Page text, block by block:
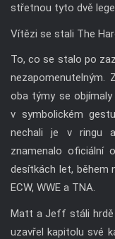
střetnou tyto dvě
Vítězi se stali The
To, co se stalo po
oba týmy se objímaly
v symbolickém
nechali je v ringu
znamenalo oficiální
desítkách let, během
ECW, WWE a TNA.
Matt a Jeff stáli hrdě
uzavřel kapitolu své